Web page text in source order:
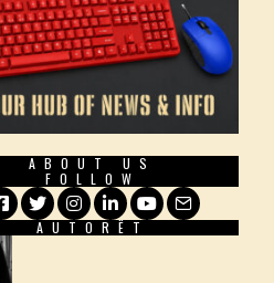
ABOUT US
FOLLOW
Facebook
TwitterInstagram
LinkedIn
YouTube
Email
AUTORËT